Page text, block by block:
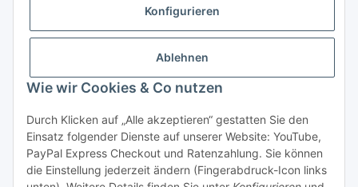
Konfigurieren
Ablehnen
Wie wir Cookies & Co nutzen
Durch Klicken auf „Alle akzeptieren“ gestatten Sie den
Einsatz folgender Dienste auf unserer Website: YouTube,
PayPal Express Checkout und Ratenzahlung. Sie können
die Einstellung jederzeit ändern (Fingerabdruck-Icon links
Vertrag widerrufen